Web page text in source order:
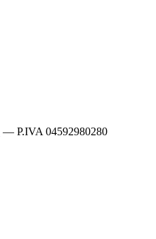
— P.IVA 04592980280